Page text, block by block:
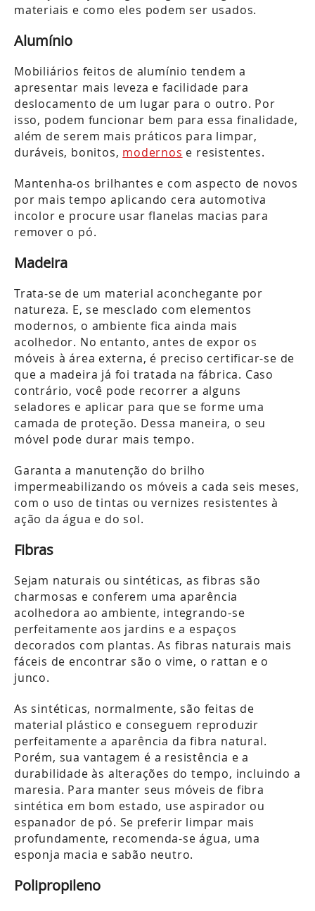
materiais e como eles podem ser usados.
Alumínio
Mobiliários feitos de alumínio tendem a
apresentar mais leveza e facilidade para
deslocamento de um lugar para o outro. Por
isso, podem funcionar bem para essa finalidade,
além de serem mais práticos para limpar,
duráveis, bonitos, modernos e resistentes.
Mantenha-os brilhantes e com aspecto de novos
por mais tempo aplicando cera automotiva
incolor e procure usar flanelas macias para
remover o pó.
Madeira
Trata-se de um material aconchegante por
natureza. E, se mesclado com elementos
modernos, o ambiente fica ainda mais
acolhedor. No entanto, antes de expor os
móveis à área externa, é preciso certificar-se de
que a madeira já foi tratada na fábrica. Caso
contrário, você pode recorrer a alguns
seladores e aplicar para que se forme uma
camada de proteção. Dessa maneira, o seu
móvel pode durar mais tempo.
Garanta a manutenção do brilho
impermeabilizando os móveis a cada seis meses,
com o uso de tintas ou vernizes resistentes à
ação da água e do sol.
Fibras
Sejam naturais ou sintéticas, as fibras são
charmosas e conferem uma aparência
acolhedora ao ambiente, integrando-se
perfeitamente aos jardins e a espaços
decorados com plantas. As fibras naturais mais
fáceis de encontrar são o vime, o rattan e o
junco.
As sintéticas, normalmente, são feitas de
material plástico e conseguem reproduzir
perfeitamente a aparência da fibra natural.
Porém, sua vantagem é a resistência e a
durabilidade às alterações do tempo, incluindo a
maresia. Para manter seus móveis de fibra
sintética em bom estado, use aspirador ou
espanador de pó. Se preferir limpar mais
profundamente, recomenda-se água, uma
esponja macia e sabão neutro.
Polipropileno